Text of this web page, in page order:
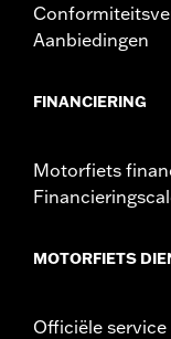
Aanbiedingen
FINANCIERING
Motorfiets
MOTORFIETS
Officiële service